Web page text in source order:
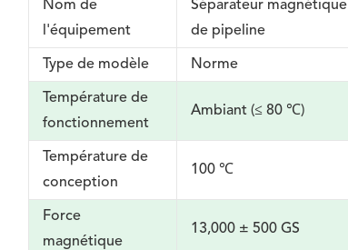
Nom de
l'équipement
Séparateur magnétique
de pipeline
Type de modèle Norme
Température de
fonctionnement
Ambiant (≤ 80 ℃)
Température de
conception
100 ℃
Force
magnétique
13,000 ± 500 GS